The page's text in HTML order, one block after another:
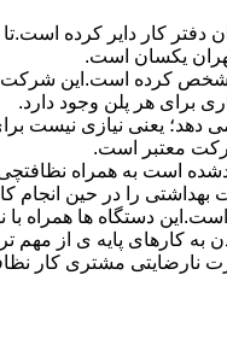
کار دایر کرده است.تا
یکسان است.
برای هر پلن وجود دارد.
معتبر است.
است به همراه
بهداشتی را در حین
دستگاه ها
به کارهای پایه ی از
نارضایتی مشتری کار